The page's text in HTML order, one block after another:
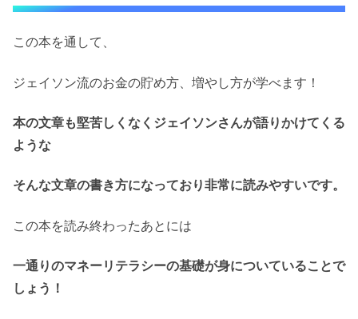
この本を通して、
ジェイソン流のお金の貯め方、増やし方が学べます！
本の文章も堅苦しくなくジェイソンさんが語りかけてくる
ような
そんな文章の書き方になっており非常に読みやすいです。
この本を読み終わったあとには
一通りのマネーリテラシーの基礎が身についていることで
しょう！